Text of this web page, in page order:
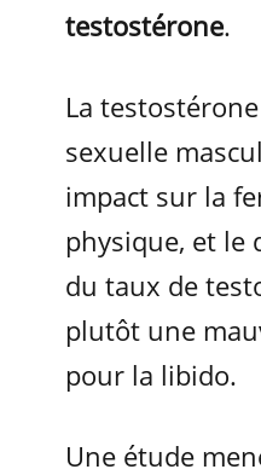
testostérone.
La
sexuelle
impact sur la
physique, et le
du taux de
plutôt une
pour la libido.
Une étude